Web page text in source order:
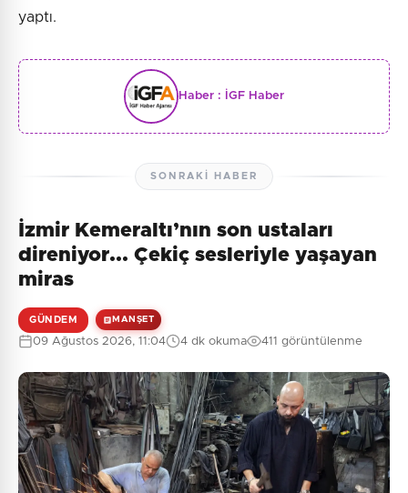
yaptı.
Haber : İGF Haber
SONRAKI HABER
İzmir Kemeraltı’nın son ustaları
direniyor... Çekiç sesleriyle yaşayan
miras
GÜNDEM MANŞET
09 Ağustos 2026, 11:04 4 dk okuma 411 görüntülenme